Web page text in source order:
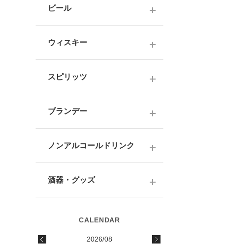
普通酒
お燗酒
にごり酒・発泡・その他
中部・北陸の日本酒
九州の日本酒
黒糖焼酎
赤ワイン
シャンパーニュ
スパークリングワイン
オレンジワイン
果実酒・その他
シリーズで選ぶ
おつまみ
健康志向・免疫力アップ
調味料
ビール
ウィスキー
その他ウイスキー
国産洋酒
スピリッツ
ラム
テキーラ
ブランデー
ノンアルコールドリンク
酒器・グッズ
2026/08